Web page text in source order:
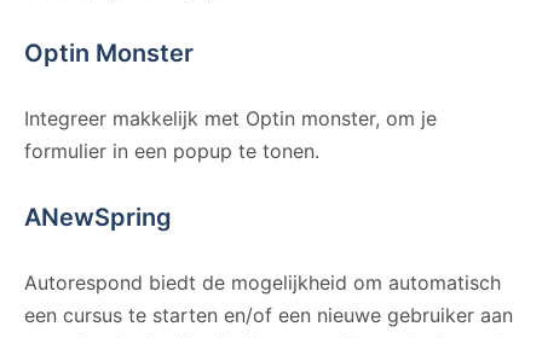
Optin Monster
Integreer makkelijk met Optin monster, om je
formulier in een popup te tonen.
ANewSpring
Autorespond biedt de mogelijkheid om automatisch
een cursus te starten en/of een nieuwe gebruiker aan